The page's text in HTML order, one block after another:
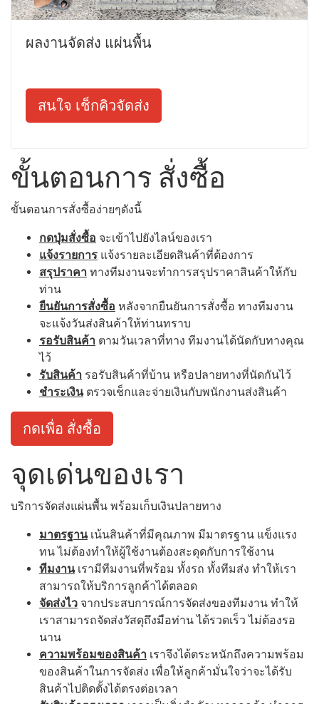
ผลงานจัดส่ง แผ่นพื้น
สนใจ เช็กคิวจัดส่ง
ขั้นตอนการ สั่งซื้อ
ขั้นตอนการสั่งซื้อง่ายๆดังนี้
กดปุ่มสั่งซื้อ จะเข้าไปยังไลน์ของเรา
แจ้งรายการ แจ้งรายละเอียดสินค้าที่ต้องการ
สรุปราคา ทางทีมงานจะทำการสรุปราคาสินค้าให้กับ
ท่าน
ยืนยันการสั่งซื้อ หลังจากยืนยันการสั่งซื้อ ทางทีมงาน
จะแจ้งวันส่งสินค้าให้ท่านทราบ
รอรับสินค้า ตามวันเวลาที่ทาง ทีมงานได้นัดกับทางคุณ
ไว้
รับสินค้า รอรับสินค้าที่บ้าน หรือปลายทางที่นัดกันไว้
ชำระเงินตรวจเช็กและจ่ายเงินกับพนักงานส่งสินค้า
กดเพื่อ สั่งซื้อ
จุดเด่นของเรา
บริการจัดส่งแผ่นพื้น พร้อมเก็บเงินปลายทาง
มาตรฐานเน้นสินค้าที่มีคุณภาพ มีมาตรฐาน แข็งแรง
ทน ไม่ต้องทำให้ผู้ใช้งานต้องสะดุดกับการใช้งาน
ทีมงานเรามีทีมงานที่พร้อม ทั้งรถ ทั้งทีมส่ง ทำให้เรา
สามารถให้บริการลูกค้าได้ตลอด
จัดส่งไว จากประสบการณ์การจัดส่งของทีมงาน ทำให้
เราสามารถจัดส่งวัสดุถึงมือท่าน ได้รวดเร็ว ไม่ต้องรอ
นาน
ความพร้อมของสินค้า เราจึงได้ตระหนักถึงความพร้อม
ของสินค้าในการจัดส่ง เพื่อให้ลูกค้ามั่นใจว่าจะได้รับ
สินค้าไปติดตั้งได้ตรงต่อเวลา